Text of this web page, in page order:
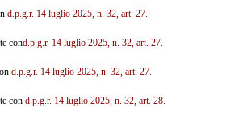
d.p.g.r. 14 luglio 2025, n. 32, art. 27.
cond.p.g.r. 14 luglio 2025, n. 32, art. 27.
d.p.g.r. 14 luglio 2025, n. 32, art. 27.
con d.p.g.r. 14 luglio 2025, n. 32, art. 28.